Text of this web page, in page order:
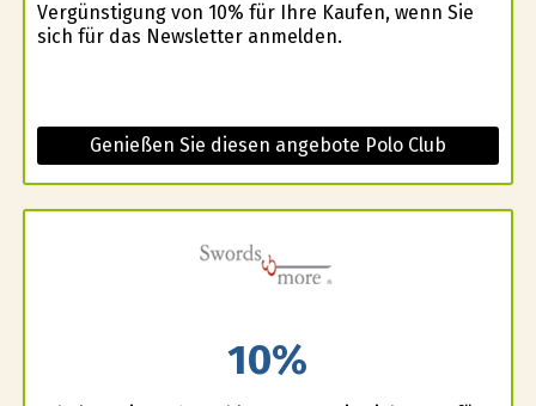
Vergünstigung von 10% für Ihre Kaufen, wenn Sie
sich für das Newsletter anmelden.
Genießen Sie diesen angebote Polo Club
10%